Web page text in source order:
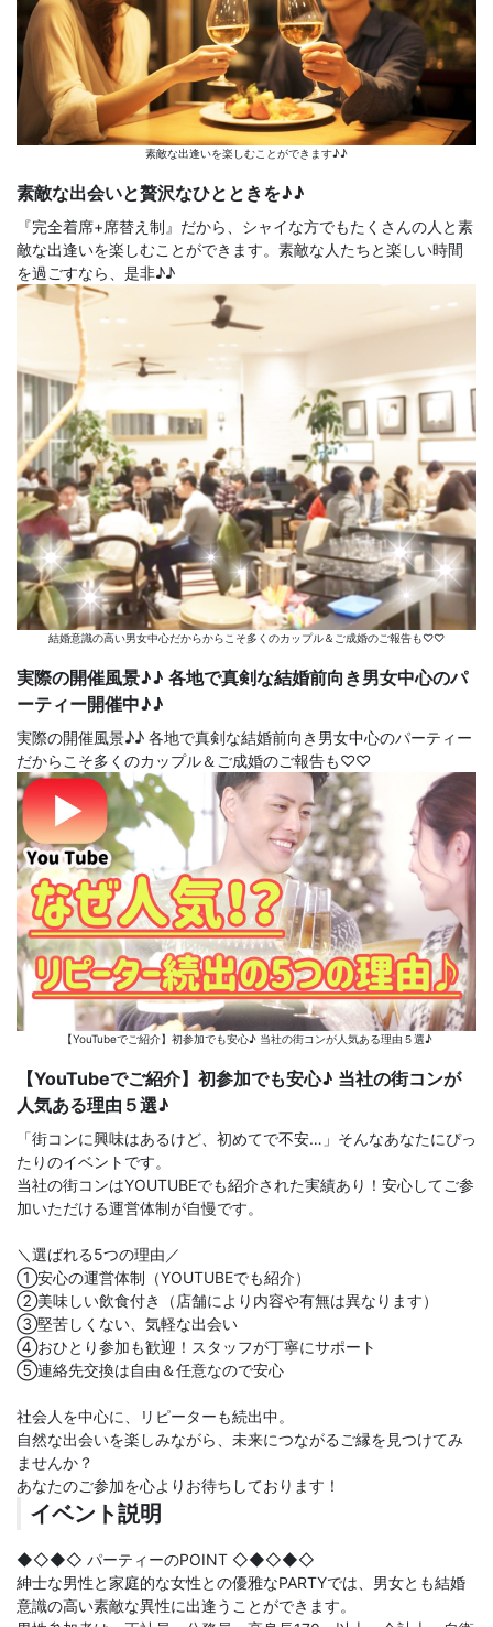
素敵な出逢いを楽しむことができます♪♪
素敵な出会いと贅沢なひとときを♪♪
『完全着席+席替え制』だから、シャイな方でもたくさんの人と素
敵な出逢いを楽しむことができます。素敵な人たちと楽しい時間
を過ごすなら、是非♪♪
結婚意識の高い男女中心だからからこそ多くのカップル＆ご成婚のご報告も♡♡
実際の開催風景♪♪ 各地で真剣な結婚前向き男女中心のパ
ーティー開催中♪♪
実際の開催風景♪♪ 各地で真剣な結婚前向き男女中心のパーティー
だからこそ多くのカップル＆ご成婚のご報告も♡♡
【YouTubeでご紹介】初参加でも安心♪ 当社の街コンが人気ある理由５選♪
【YouTubeでご紹介】初参加でも安心♪ 当社の街コンが
人気ある理由５選♪
「街コンに興味はあるけど、初めてで不安…」そんなあなたにぴっ
たりのイベントです。
当社の街コンはYOUTUBEでも紹介された実績あり！安心してご参
加いただける運営体制が自慢です。
＼選ばれる5つの理由／
①安心の運営体制（YOUTUBEでも紹介）
②美味しい飲食付き（店舗により内容や有無は異なります）
③堅苦しくない、気軽な出会い
④おひとり参加も歓迎！スタッフが丁寧にサポート
⑤連絡先交換は自由＆任意なので安心
社会人を中心に、リピーターも続出中。
自然な出会いを楽しみながら、未来につながるご縁を見つけてみ
ませんか？
あなたのご参加を心よりお待ちしております！
イベント説明
◆◇◆◇ パーティーのPOINT ◇◆◇◆◇
紳士な男性と家庭的な女性との優雅なPARTYでは、男女とも結婚
意識の高い素敵な異性に出逢うことができます。